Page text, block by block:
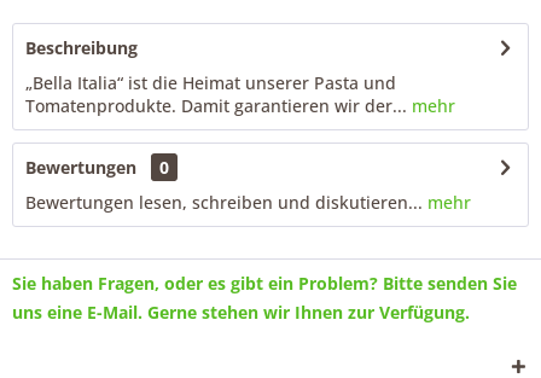
Beschreibung
„Bella Italia“ ist die Heimat unserer Pasta und
Tomatenprodukte. Damit garantieren wir der... mehr
Bewertungen
0
Bewertungen lesen, schreiben und diskutieren... mehr
Sie haben Fragen, oder es gibt ein Problem? Bitte senden Sie
uns eine E-Mail. Gerne stehen wir Ihnen zur Verfügung.